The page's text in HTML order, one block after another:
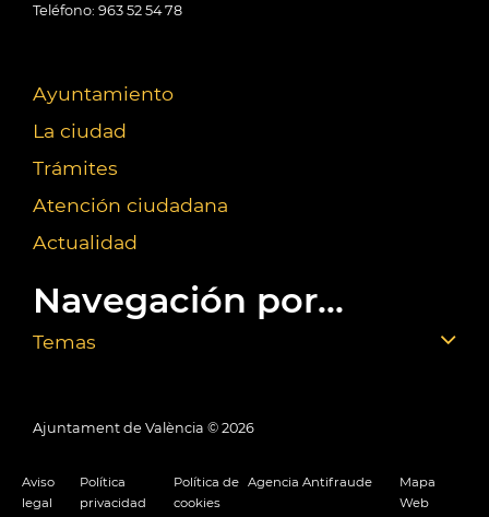
Teléfono: 963 52 54 78
Ayuntamiento
La ciudad
Trámites
Atención ciudadana
Actualidad
Navegación por...
Temas
Ajuntament de València © 2026
Aviso
legal
Política
privacidad
Política de
cookies
Agencia Antifraude
Mapa
Web